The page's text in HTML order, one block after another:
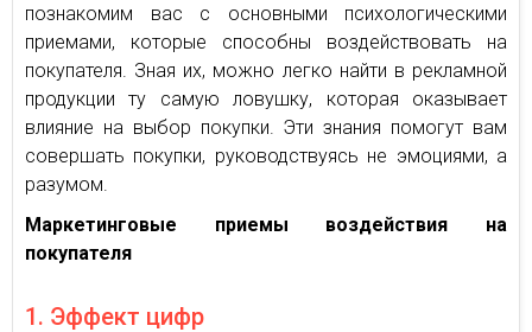
познакомим вас с основными психологическими
приемами, которые способны воздействовать на
покупателя. Зная их, можно легко найти в рекламной
продукции ту самую ловушку, которая оказывает
влияние на выбор покупки. Эти знания помогут вам
совершать покупки, руководствуясь не эмоциями, а
разумом.
Маркетинговые приемы воздействия на
покупателя
1. Эффект цифр